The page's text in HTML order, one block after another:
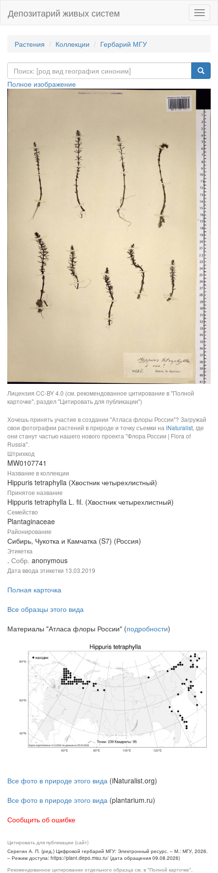
Депозитарий живых систем
Растения Коллекции Гербарий МГУ
Полное изображение
Лицензия CC-BY 4.0 (см. рекомендованное цитирование в "Полной
карточке", раздел "Цитировать для публикации")
Хочешь принять участие в создании "Атласа флоры России"? Загружай
свои фотографии растений в природе и точку съемки на iNaturalist, где
они станут частью нашего нового проекта "Флора России | Flora of
Russia".
Штрихкод
MW0107741
Название в коллекции
Hippuris tetraphylla (Хвостник четырехлистный)
Принятое название
Hippuris tetraphylla L. fil. (Хвостник четырехлистный)
Семейство
Plantaginaceae
Районирование
Сибирь, Чукотка и Камчатка (S7) (Россия)
Этикетка
. Собр. anonymous
Дата ввода этикетки 13.03.2019
Полная карточка
Все образцы этого вида
Материалы "Атласа флоры России" (подробности)
Все фото в природе этого вида (iNaturalist.org)
Все фото в природе этого вида (plantarium.ru)
Сообщить об ошибке
Цитировать для публикации (сайт)
Серегин А. П. (ред.) Цифровой гербарий МГУ: Электронный ресурс. – М.: МГУ, 2026.
– Режим доступа: https://plant.depo.msu.ru/ (дата обращения 09.08.2026)
Рекомендованное цитирование отдельного образца см. в "Полной карточке",